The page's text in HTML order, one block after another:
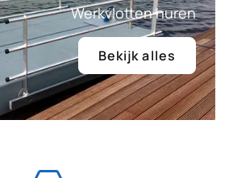
Werkvlotten huren
Bekijk alles